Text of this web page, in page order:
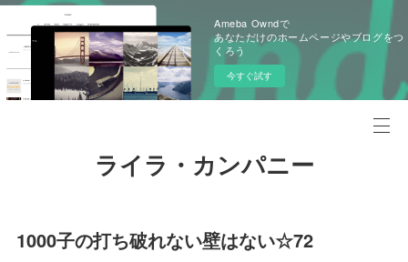
Ameba Owndで
あなただけのホームページやブログをつ
くろう
今すぐ試す
ライラ・カンパニー
1000子の打ち破れない壁はない☆72